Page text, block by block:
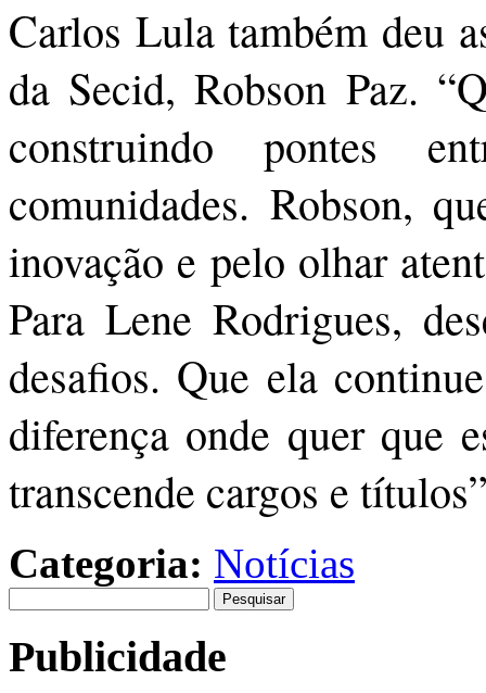
Carlos Lula também deu
da Secid, Robson Paz.
construindo pontes
comunidades. Robson,
inovação e pelo olhar
Para Lene Rodrigues,
desafios. Que ela
diferença onde quer que
transcende cargos e
Categoria: Notícias
por:
Publicidade